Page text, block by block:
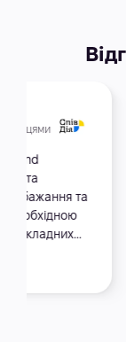
Команда
вирішення
Також,
складне
рамках